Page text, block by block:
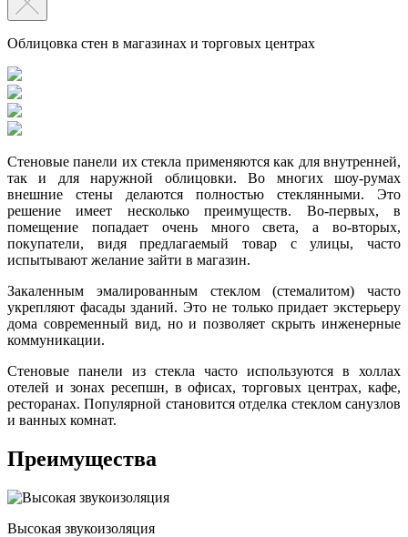
Облицовка стен в магазинах и торговых центрах
Стеновые панели их стекла применяются как для внутренней,
так и для наружной облицовки. Во многих шоу-румах
внешние стены делаются полностью стеклянными. Это
решение имеет несколько преимуществ. Во-первых, в
помещение попадает очень много света, а во-вторых,
покупатели, видя предлагаемый товар с улицы, часто
испытывают желание зайти в магазин.
Закаленным эмалированным стеклом (стемалитом) часто
укрепляют фасады зданий. Это не только придает экстерьеру
дома современный вид, но и позволяет скрыть инженерные
коммуникации.
Стеновые панели из стекла часто используются в холлах
отелей и зонах ресепшн, в офисах, торговых центрах, кафе,
ресторанах. Популярной становится отделка стеклом санузлов
и ванных комнат.
Преимущества
Высокая звукоизоляция